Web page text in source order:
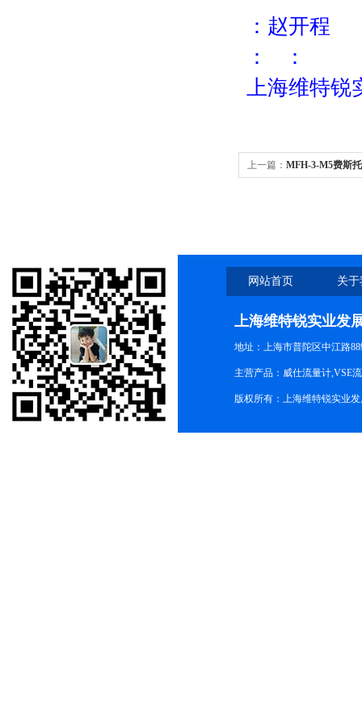
：赵开程
： ：
上海维特锐
上一篇： MFH-3-M5费斯
网站首页 关
上海维特锐实业发
地址：上海市普陀区中江路
主营产品：威仕流量计,VSE
版权所有：上海维特锐实业